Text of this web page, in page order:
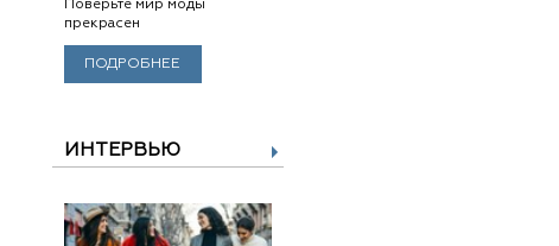
Поверьте мир моды
прекрасен
ПОДРОБНЕЕ
ИНТЕРВЬЮ